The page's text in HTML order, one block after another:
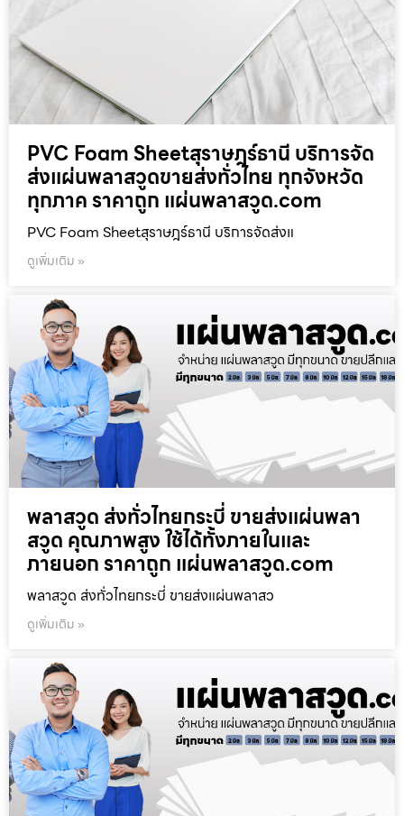
PVC Foam Sheetสุราษฎร์ธานี บริการจัด
ส่งแผ่นพลาสวูดขายส่งทั่วไทย ทุกจังหวัด
ทุกภาค ราคาถูก แผ่นพลาสวูด.com
PVC Foam Sheetสุราษฎร์ธานี บริการจัดส่งแ
ดูเพิ่มเติม »
พลาสวูด ส่งทั่วไทยกระบี่ ขายส่งแผ่นพลา
สวูด คุณภาพสูง ใช้ได้ทั้งภายในและ
ภายนอก ราคาถูก แผ่นพลาสวูด.com
พลาสวูด ส่งทั่วไทยกระบี่ ขายส่งแผ่นพลาสว
ดูเพิ่มเติม »